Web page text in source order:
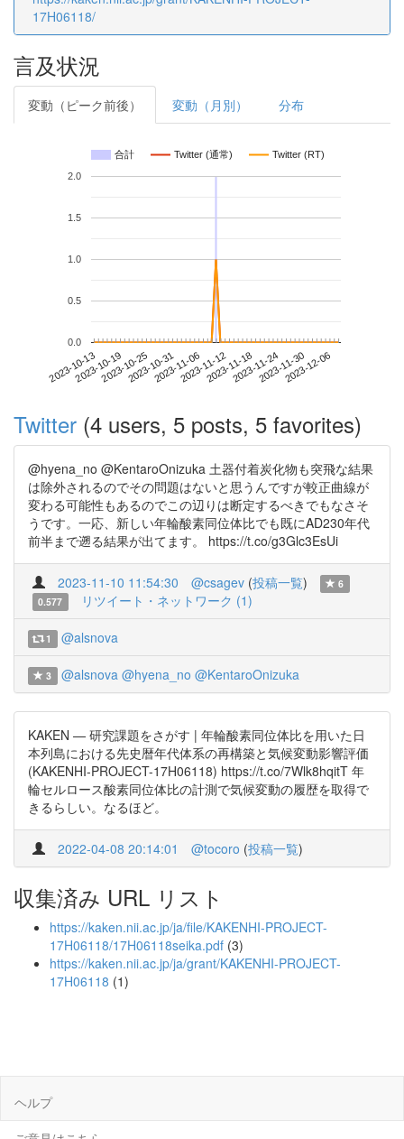
17H06118/
言及状況
変動（ピーク前後） 変動（月別） 分布
合計 Twitter (通常) Twitter (RT)
2023-10-132023-10-192023-10-252023-10-312023-11-062023-11-122023-11-182023-11-242023-11-302023-12-06
0.0
0.5
1.0
1.5
2.0
Twitter (4 users, 5 posts, 5 favorites)
@hyena_no @KentaroOnizuka 土器付着炭化物も突飛な結果
は除外されるのでその問題はないと思うんですが較正曲線が
変わる可能性もあるのでこの辺りは断定するべきでもなさそ
うです。一応、新しい年輪酸素同位体比でも既にAD230年代
前半まで遡る結果が出てます。 https://t.co/g3Glc3EsUi
2023-11-10 11:54:30 @csagev (投稿一覧)
6
0.577
リツイート・ネットワーク (1)
1 @alsnova
3 @alsnova @hyena_no @KentaroOnizuka
KAKEN — 研究課題をさがす | 年輪酸素同位体比を用いた日
本列島における先史暦年代体系の再構築と気候変動影響評価
(KAKENHI-PROJECT-17H06118) https://t.co/7Wlk8hqitT 年
輪セルロース酸素同位体比の計測で気候変動の履歴を取得で
きるらしい。なるほど。
2022-04-08 20:14:01 @tocoro (投稿一覧)
収集済み URL リスト
https://kaken.nii.ac.jp/ja/file/KAKENHI-PROJECT-
17H06118/17H06118seika.pdf (3)
https://kaken.nii.ac.jp/ja/grant/KAKENHI-PROJECT-
17H06118 (1)
ヘルプ